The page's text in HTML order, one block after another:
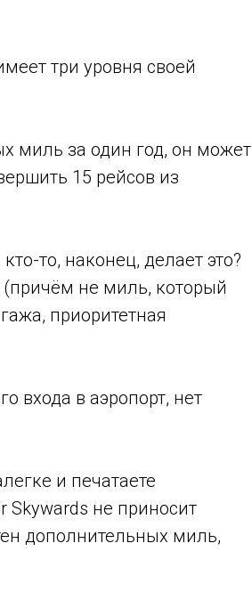
три уровня своей
миль за один год, он может
15 рейсов из
то, наконец, делает это?
не миль, который
приоритетная
входа в аэропорт, нет
и печатаете
Skywards не приносит
дополнительных миль,